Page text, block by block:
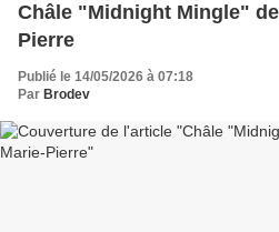
Châle "Midnight Mingle"
Pierre
Publié le 14/05/2026 à 07:18
Par Brodev